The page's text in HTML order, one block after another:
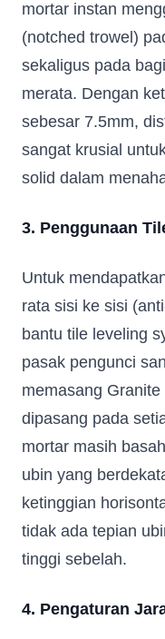
Whatsapp Number*
Email Address
Occupation
mortar instan
(notched trowel)
sekaligus pada
merata. Dengan
sebesar 7.5mm,
sangat krusial
solid dalam
3. Penggunaan
Untuk
rata sisi ke sisi
bantu tile leveling
pasak pengunci
memasang
dipasang pada
mortar masih
ubin yang
ketinggian
tidak ada tepian
tinggi sebelah.
4. Pengaturan